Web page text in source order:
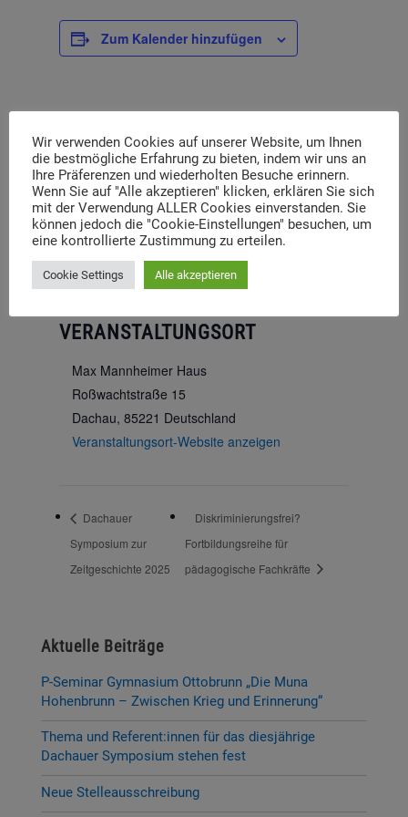
Zum Kalender hinzufügen
DETAILS
Datum:
11. Oktober 2025
Zeit:
9:00 - 13:00
VERANSTALTUNGSORT
Max Mannheimer Haus
Roßwachtstraße 15
Dachau, 85221 Deutschland
Veranstaltungsort-Website anzeigen
Dachauer
Symposium zur
Zeitgeschichte 2025
Diskriminierungsfrei?
Fortbildungsreihe für
pädagogische Fachkräfte
Aktuelle Beiträge
P-Seminar Gymnasium Ottobrunn „Die Muna
Hohenbrunn – Zwischen Krieg und Erinnerung“
Thema und Referent:innen für das diesjährige
Dachauer Symposium stehen fest
Neue Stelleausschreibung
Wir verwenden Cookies auf unserer Website, um Ihnen
die bestmögliche Erfahrung zu bieten, indem wir uns an
Ihre Präferenzen und wiederholten Besuche erinnern.
Wenn Sie auf "Alle akzeptieren" klicken, erklären Sie sich
mit der Verwendung ALLER Cookies einverstanden. Sie
können jedoch die "Cookie-Einstellungen" besuchen, um
eine kontrollierte Zustimmung zu erteilen.
Cookie Settings Alle akzeptieren